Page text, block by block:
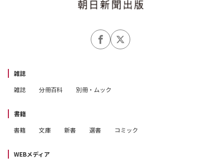
雑誌
雑誌
分冊百科 別冊・ムック
書籍
書籍
文庫 新書 選書 コミック
WEBメディア